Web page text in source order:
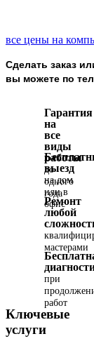
все цены на
Сделать заказ
вы можете по
Гарантия
на
все
виды
работы
до
одного
года
выезд
на дом
или в
офис
Ремонт
любой
мастерами
при
работ
Ключевые
услуги